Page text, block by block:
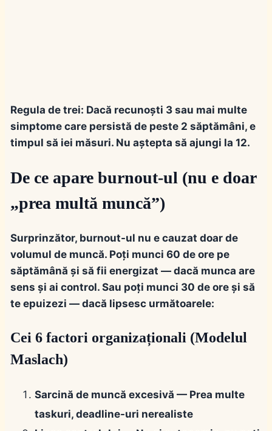
Regula de trei: Dacă recunoști 3 sau mai multe
simptome care persistă de peste 2 săptămâni, e
timpul să iei măsuri. Nu aștepta să ajungi la 12.
De ce apare burnout-ul (nu e doar
„prea multă muncă”)
Surprinzător, burnout-ul nu e cauzat doar de
volumul de muncă. Poți munci 60 de ore pe
săptămână și să fii energizat — dacă munca are
sens și ai control. Sau poți munci 30 de ore și să
te epuizezi — dacă lipsesc următoarele:
Cei 6 factori organizaționali (Modelul
Maslach)
Sarcină de muncă excesivă — Prea multe
taskuri, deadline-uri nerealiste